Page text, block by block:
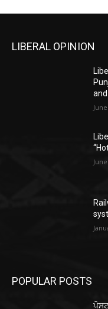
LIBERAL OPINION
POPULAR POSTS